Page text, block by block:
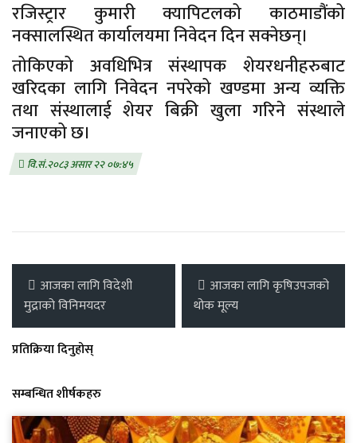
रजिस्ट्रार कुमारी क्यापिटलको काठमाडौंको
नक्सालस्थित कार्यालयमा निवेदन दिन सक्नेछन्।
तोकिएको अवधिभित्र संस्थापक शेयरधनीहरुबाट
खरिदका लागि निवेदन नपरेको खण्डमा अन्य व्यक्ति
तथा संस्थालाई शेयर बिक्री खुला गरिने संस्थाले
जनाएको छ।
वि.सं.२०८३ असार २२ ०७:४५
आजका लागि विदेशी
मुद्राको विनिमयदर
आजका लागि कृषिउपजको
थोक मूल्य
प्रतिक्रिया दिनुहोस्
सम्बन्धित शीर्षकहरु